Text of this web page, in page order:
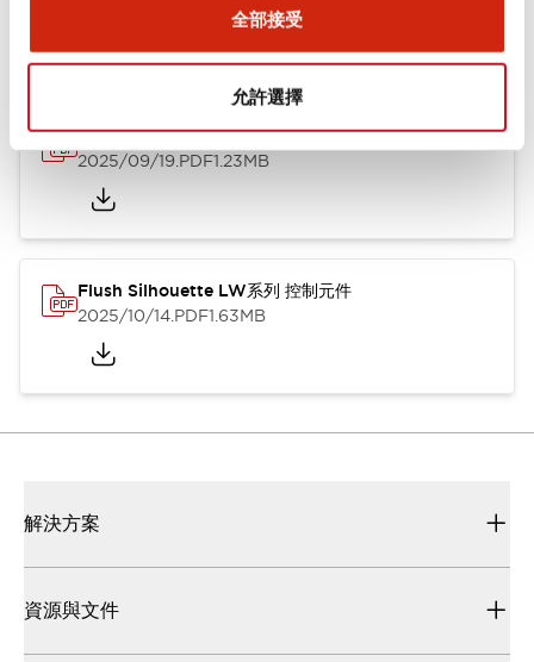
全部接受
允許選擇
Flush Silhouette LW系列 控制元件 (英文版)
2025/09/19.PDF1.23MB
Flush Silhouette LW系列 控制元件
2025/10/14.PDF1.63MB
解決方案
資源與文件